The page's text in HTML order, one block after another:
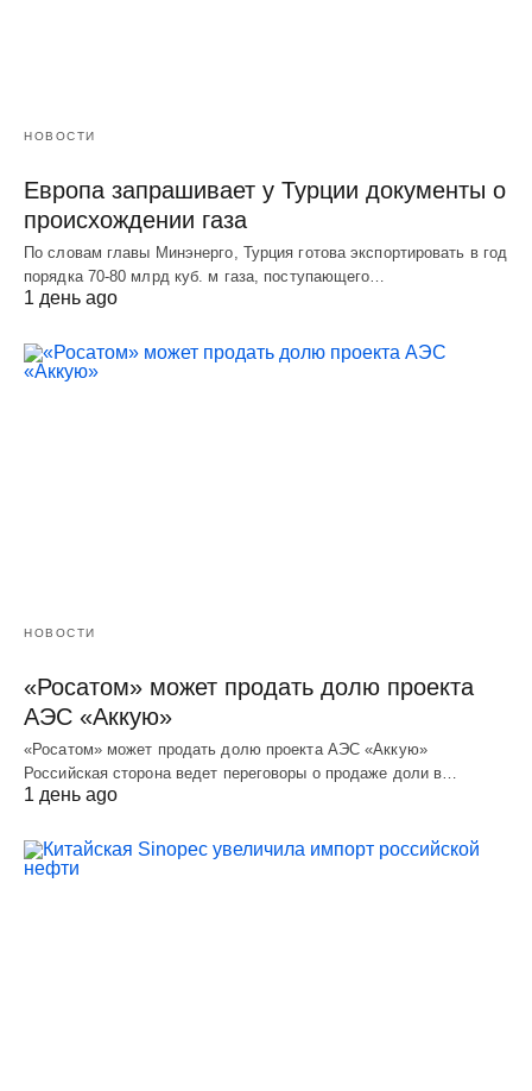
НОВОСТИ
Европа запрашивает у Турции документы о
происхождении газа
По словам главы Минэнерго, Турция готова экспортировать в год
порядка 70-80 млрд куб. м газа, поступающего…
1 день ago
НОВОСТИ
«Росатом» может продать долю проекта
АЭС «Аккую»
«Росатом» может продать долю проекта АЭС «Аккую»
Российская сторона ведет переговоры о продаже доли в…
1 день ago